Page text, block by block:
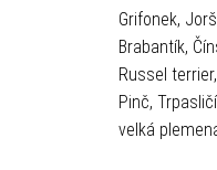
Grifonek,
Brabantík,
Russel
Pinč,
velká